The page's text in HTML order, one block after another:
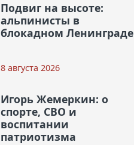
Подвиг на высоте:
альпинисты в
блокадном Ленинграде
8 августа 2026
Игорь Жемеркин: о
спорте, СВО и
воспитании
патриотизма